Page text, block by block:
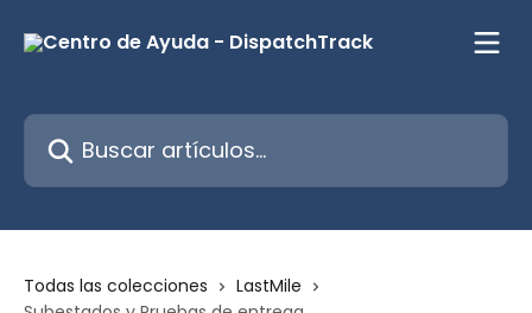
Buscar artículos...
Todas las colecciones
LastMile